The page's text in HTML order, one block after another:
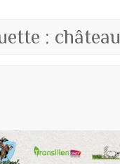
: château